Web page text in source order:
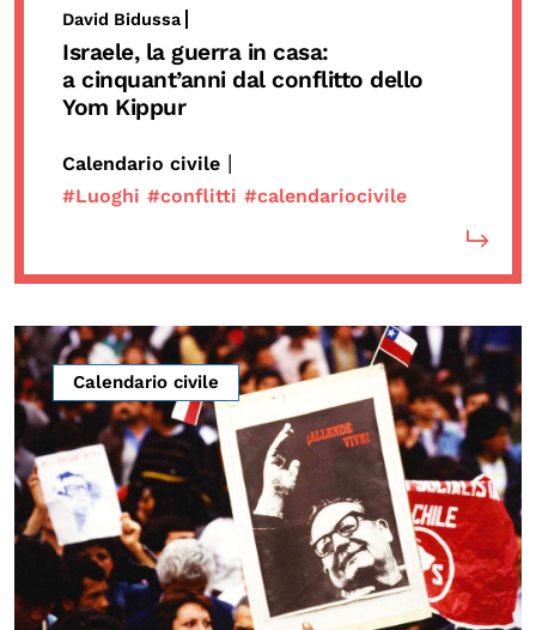
David Bidussa
Israele, la guerra in casa:
a cinquant’anni dal conflitto dello
Yom Kippur
Calendario civile |
#Luoghi #conflitti #calendariocivile
Calendario civile